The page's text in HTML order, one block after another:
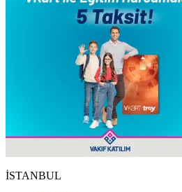
İSTANBUL